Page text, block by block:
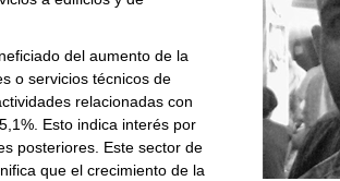
del aumento de la
o servicios técnicos de
relacionadas con
Esto indica interés por
posteriores. Este sector de
que el crecimiento de la